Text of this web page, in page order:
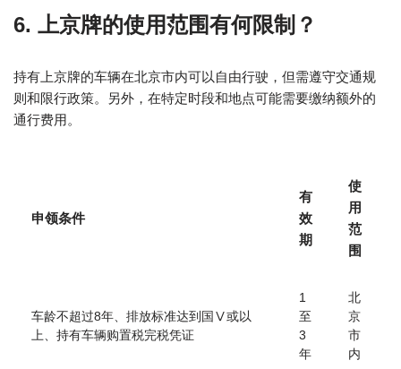
6. 上京牌的使用范围有何限制？
持有上京牌的车辆在北京市内可以自由行驶，但需遵守交通规
则和限行政策。另外，在特定时段和地点可能需要缴纳额外的
通行费用。
申领条件
有
效
期
使
用
范
围
车龄不超过8年、排放标准达到国Ⅴ或以
上、持有车辆购置税完税凭证
1
至
3
年
北
京
市
内